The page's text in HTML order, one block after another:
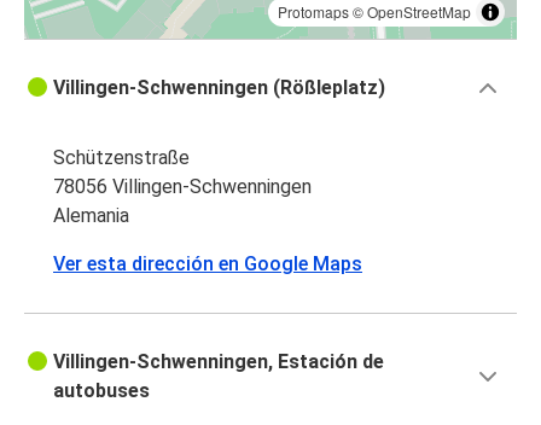
Protomaps©OpenStreetMap
Villingen-Schwenningen (Rößleplatz)
Schützenstraße
78056 Villingen-Schwenningen
Alemania
Ver esta dirección en Google Maps
Villingen-Schwenningen, Estación de
autobuses